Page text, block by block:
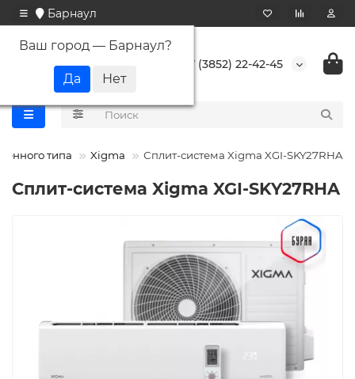
Барнаул
Ваш город — Барнаул?
+7 (3852) 22-42-45
типа Xigma Сплит-система Xigma XGI-SKY27RHA
Сплит-система Xigma XGI-SKY27RHA